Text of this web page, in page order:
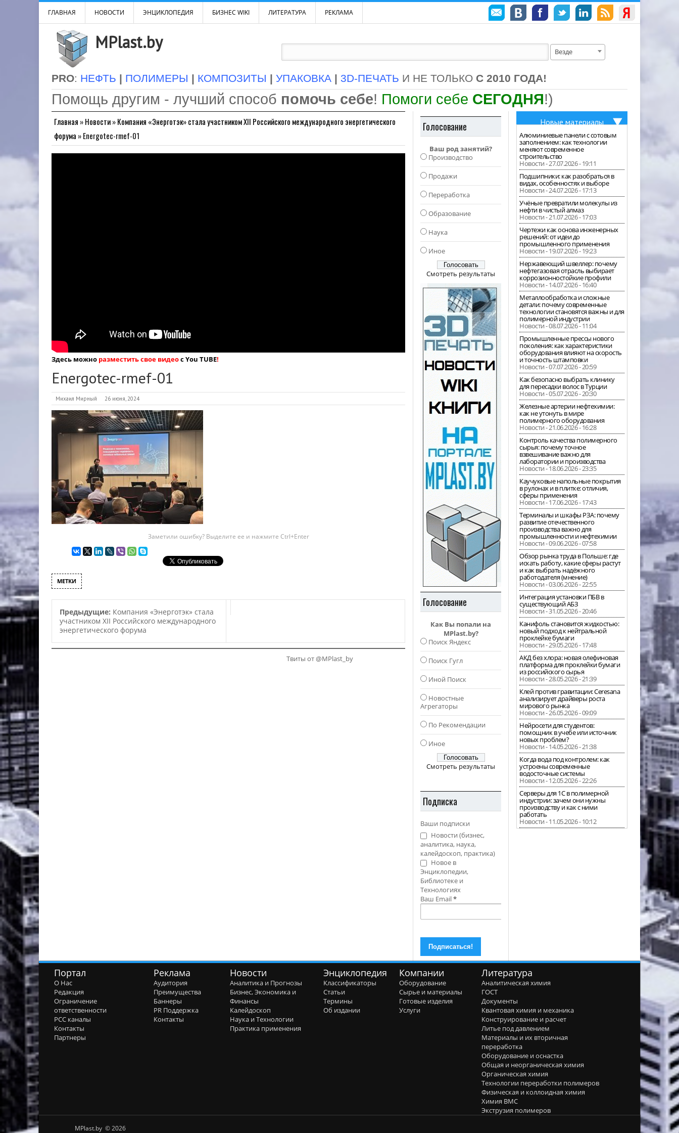
ГЛАВНАЯ НОВОСТИ ЭНЦИКЛОПЕДИЯ БИЗНЕС WIKI ЛИТЕРАТУРА РЕКЛАМА
MPlast.by Везде
PRO: НЕФТЬ | ПОЛИМЕРЫ | КОМПОЗИТЫ | УПАКОВКА | 3D-ПЕЧАТЬ И НЕ ТОЛЬКО С 2010 ГОДА!
Помощь другим - лучший способ помочь себе! Помоги себе СЕГОДНЯ!)
Главная »Новости»Компания «Энерготэк» стала участником XII Российского международного энергетического
форума »Energotec-rmef-01
Здесь можно разместить свое видеос You TUBE!
Energotec-rmef-01
Михаил Мирный 26 июня, 2024
Заметили ошибку? Выделите ее и нажмите Ctrl+Enter
МЕТКИ
Предыдущие: Компания «Энерготэк» стала
участником XII Российского международного
энергетического форума
Твиты от @MPlast_by
Голосование
Ваш род занятий?
Производство
Продажи
Переработка
Образование
Наука
Иное
Смотреть результаты
Голосование
Как Вы попали на
MPlast.by?
Поиск Яндекс
Поиск Гугл
Иной Поиск
Новостные
Агрегаторы
По Рекомендации
Иное
Смотреть результаты
Подписка
Ваши подписки
Новости (бизнес,
аналитика, наука,
калейдоскоп, практика)
Новое в
Энциклопедии,
Библиотеке и
Технологиях
Ваш Email*
Новые материалы
Алюминиевые панели с сотовым
заполнением: как технологии
меняют современное
строительство
Новости - 27.07.2026 - 19:11
Подшипники: как разобраться в
видах, особенностях и выборе
Новости - 24.07.2026 - 17:13
Учёные превратили молекулы из
нефти в чистый алмаз
Новости - 21.07.2026 - 17:03
Чертежи как основа инженерных
решений: от идеи до
промышленного применения
Новости - 19.07.2026 - 19:23
Нержавеющий швеллер: почему
нефтегазовая отрасль выбирает
коррозионностойкие профили
Новости - 14.07.2026 - 16:40
Металлообработка и сложные
детали: почему современные
технологии становятся важны и для
полимерной индустрии
Новости - 08.07.2026 - 11:04
Промышленные прессы нового
поколения: как характеристики
оборудования влияют на скорость
и точность штамповки
Новости - 07.07.2026 - 20:59
Как безопасно выбрать клинику
для пересадки волос в Турции
Новости - 05.07.2026 - 20:30
Железные артерии нефтехимии:
как не утонуть в мире
полимерного оборудования
Новости - 21.06.2026 - 16:28
Контроль качества полимерного
сырья: почему точное
взвешивание важно для
лаборатории и производства
Новости - 18.06.2026 - 23:35
Каучуковые напольные покрытия
в рулонах и в плитке: отличия,
сферы применения
Новости - 17.06.2026 - 17:43
Терминалы и шкафы РЗА: почему
развитие отечественного
производства важно для
промышленности и нефтехимии
Новости - 09.06.2026 - 07:58
Обзор рынка труда в Польше: где
искать работу, какие сферы растут
и как выбрать надёжного
работодателя (мнение)
Новости - 03.06.2026 - 22:55
Интеграция установки ПБВ в
существующий АБЗ
Новости - 31.05.2026 - 20:46
Канифоль становится жидкостью:
новый подход к нейтральной
проклейке бумаги
Новости - 29.05.2026 - 17:48
АКД без хлора: новая олефиновая
платформа для проклейки бумаги
из российского сырья
Новости - 28.05.2026 - 21:39
Клей против гравитации: Ceresana
анализирует драйверы роста
мирового рынка
Новости - 26.05.2026 - 09:09
Нейросети для студентов:
помощник в учебе или источник
новых проблем?
Новости - 14.05.2026 - 21:38
Когда вода под контролем: как
устроены современные
водосточные системы
Новости - 12.05.2026 - 22:26
Серверы для 1С в полимерной
индустрии: зачем они нужны
производству и как с ними
работать
Новости - 11.05.2026 - 10:12
Портал
О Нас
Редакция
Ограничение
ответственности
РСС каналы
Контакты
Партнеры
Реклама
Аудитория
Преимущества
Баннеры
PR Поддержка
Контакты
Новости
Аналитика и Прогнозы
Бизнес, Экономика и
Финансы
Калейдоскоп
Наука и Технологии
Практика применения
Энциклопедия
Классификаторы
Статьи
Термины
Об издании
Компании
Оборудование
Сырье и материалы
Готовые изделия
Услуги
Литература
Аналитическая химия
ГОСТ
Документы
Квантовая химия и механика
Конструирование и расчет
Литье под давлением
Материалы и их вторичная
переработка
Оборудование и оснастка
Общая и неорганическая химия
Органическая химия
Технологии переработки полимеров
Физическая и коллоидная химия
Химия ВМС
Экструзия полимеров
MPlast.by © 2026